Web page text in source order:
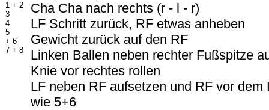
1 + 2
3
4
5
+ 6
7 + 8
Cha Cha nach rechts (r - l - r)
LF Schritt zurück, RF etwas anheben
Gewicht zurück auf den RF
Linken Ballen neben rechter Fußspitze
Knie vor rechtes rollen
LF neben RF aufsetzen und RF vor dem
wie 5+6